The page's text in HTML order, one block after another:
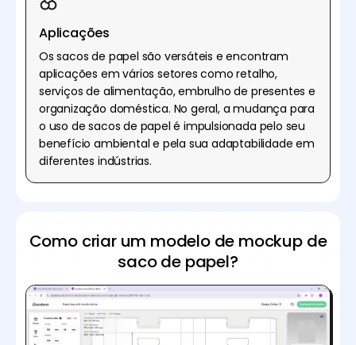
Aplicações
Os sacos de papel são versáteis e encontram
aplicações em vários setores como retalho,
serviços de alimentação, embrulho de presentes e
organização doméstica. No geral, a mudança para
o uso de sacos de papel é impulsionada pelo seu
benefício ambiental e pela sua adaptabilidade em
diferentes indústrias.
Como criar um modelo de mockup de
saco de papel?